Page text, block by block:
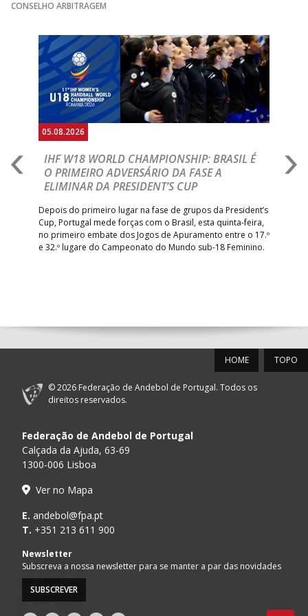
13 VITÓRIA SC _ - _ AD CARVALHOS
142 CALE
ABC DE BRAGA /
Bettermann
143
AD ACADEMIA
ANDEBOL SPS
_ - _ CDE GIL EANES
18:30 12
MILANEZA
_ - _ CF OS
14
PÓVOA AC /
140 CD FEIRENSE /Movit _ - _
CJ A. GARRETT
/Pristivus
15:00 147 MADEIRA SAD
15:00 20 CF OS BELENENSES
16:00 146
17:00 16
ANDEBOL SAD
17:15 145 JUVE LIS _ - _ CD FEIRENSE /
/Bioria/Bondalti
RETROTARGET
CONSELHO ARBITRAGEM
05.08.2026
IHF W18 WORLD CHAMPIONSHIP: BRASIL É
O PRIMEIRO ADVERSÁRIO DA FASE A
ELIMINAR DA PRESIDENT’S CUP
Depois do primeiro lugar na fase de grupos da President’s
Cup, Portugal mede forças com o Brasil, esta quinta-feira,
no primeiro embate dos Jogos de Apuramento entre o 17.º
e 32.º lugare do Campeonato do Mundo sub-18 Feminino.
Anterior
TOPO
HOME
© 2026 Federação de Andebol de Portugal. Todos os
direitos reservados.
Federação de Andebol de Portugal
Calçada da Ajuda, 63-69
1300-006 Lisboa
Ver no Mapa
E. andebol@fpa.pt
T. +351 213 611 900
Newsletter
Subscreva a nossa newsletter para se manter a par das novidades
SUBSCREVER